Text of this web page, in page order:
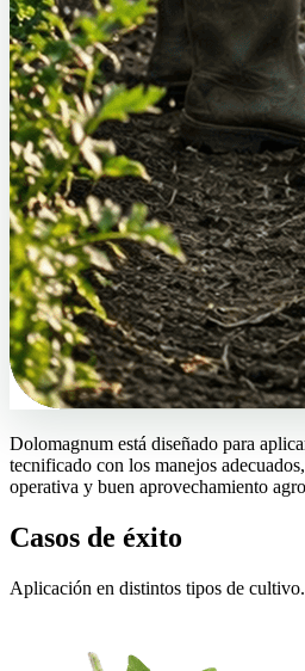
Dolomagnum está diseñado para
tecnificado con los manejos
operativa y buen aprovechamiento
Casos de éxito
Aplicación en distintos tipos de cultivo.